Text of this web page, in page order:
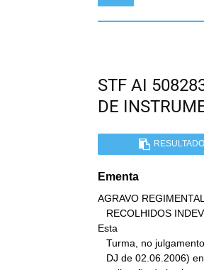
STF AI
DE
Ementa
AGRAVO
Esta